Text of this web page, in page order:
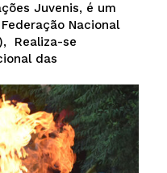
Juvenis, é um
Nacional
das